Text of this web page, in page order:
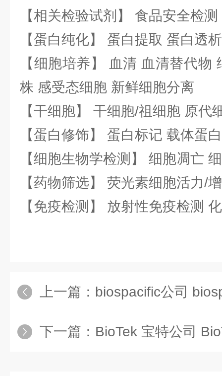
【相关检验试剂】 食品安全检
【蛋白纯化】 蛋白提取 蛋白透
【细胞培养】 血清 血清替代物
株 感受态细胞 新鲜细胞分离
【干细胞】 干细胞/祖细胞 原代
【蛋白修饰】 蛋白标记 载体蛋
【细胞生物学检测】 细胞凋亡
【药物筛选】 荧光素细胞活力/
【免疫检测】 放射性免疫检测
上一篇： biospacific公司
下一篇： BioTek 宝特公司